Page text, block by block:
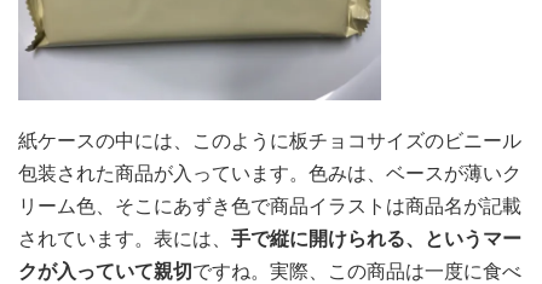
紙ケースの中には、このように板チョコサイズのビニール
包装された商品が入っています。色みは、ベースが薄いク
リーム色、そこにあずき色で商品イラストは商品名が記載
されています。表には、 手で縦に開けられる、というマー
クが入っていて親切ですね。実際、この商品は一度に食べ